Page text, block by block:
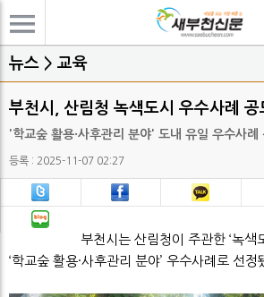
뉴스 > 교육
부천시, 산림청 녹색도시 우수사례
'학교숲 활용·사후관리 분야' 도내 유일 우수사례
등록 : 2025-11-07 02:27
부천시는 산림청이 주관한 ‘녹색
‘학교숲 활용·사후관리 분야’ 우수사례로 선